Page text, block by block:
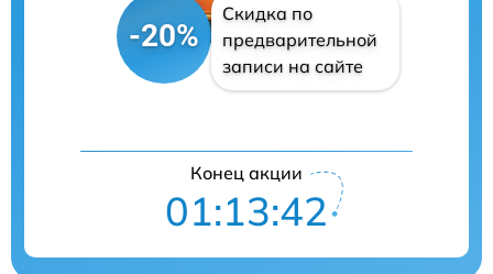
-20%
Скидка по
предварительной
записи на сайте
Конец акции
01:13:42